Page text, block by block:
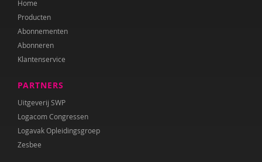
Diana Turkenburg-de Haan
Wesley Verboom
Wouter Verhage
Tamara Wally
Hermien Wiechers
Home
Producten
Abonnementen
Abonneren
Klantenservice
PARTNERS
Uitgeverij SWP
Logacom Congressen
Logavak Opleidingsgroep
Zesbee